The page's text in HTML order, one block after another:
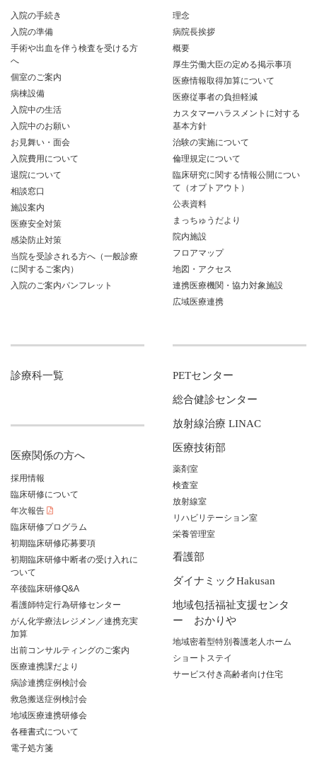
入院の手続き
入院の準備
手術や出血を伴う検査を受ける方
へ
個室のご案内
病棟設備
入院中の生活
入院中のお願い
お見舞い・面会
入院費用について
退院について
相談窓口
施設案内
医療安全対策
感染防止対策
当院を受診される方へ（一般診療
に関するご案内）
入院のご案内パンフレット
理念
病院長挨拶
概要
厚生労働大臣の定める掲示事項
医療情報取得加算について
医療従事者の負担軽減
カスタマーハラスメントに対する
基本方針
治験の実施について
倫理規定について
臨床研究に関する情報公開につい
て（オプトアウト）
公表資料
まっちゅうだより
院内施設
フロアマップ
地図・アクセス
連携医療機関・協力対象施設
広域医療連携
診療科一覧
医療関係の方へ
採用情報
臨床研修について
年次報告
臨床研修プログラム
初期臨床研修応募要項
初期臨床研修中断者の受け入れに
ついて
卒後臨床研修Q&A
看護師特定行為研修センター
がん化学療法レジメン／連携充実
加算
出前コンサルティングのご案内
医療連携課だより
病診連携症例検討会
救急搬送症例検討会
地域医療連携研修会
各種書式について
電子処方箋
PETセンター
総合健診センター
放射線治療 LINAC
医療技術部
薬剤室
検査室
放射線室
リハビリテーション室
栄養管理室
看護部
ダイナミックHakusan
地域包括福祉支援センタ
ー おかりや
地域密着型特別養護老人ホーム
ショートステイ
サービス付き高齢者向け住宅